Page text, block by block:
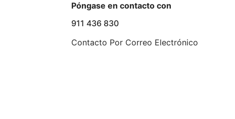
Póngase en contacto con
911 436 830
Contacto Por Correo Electrónico